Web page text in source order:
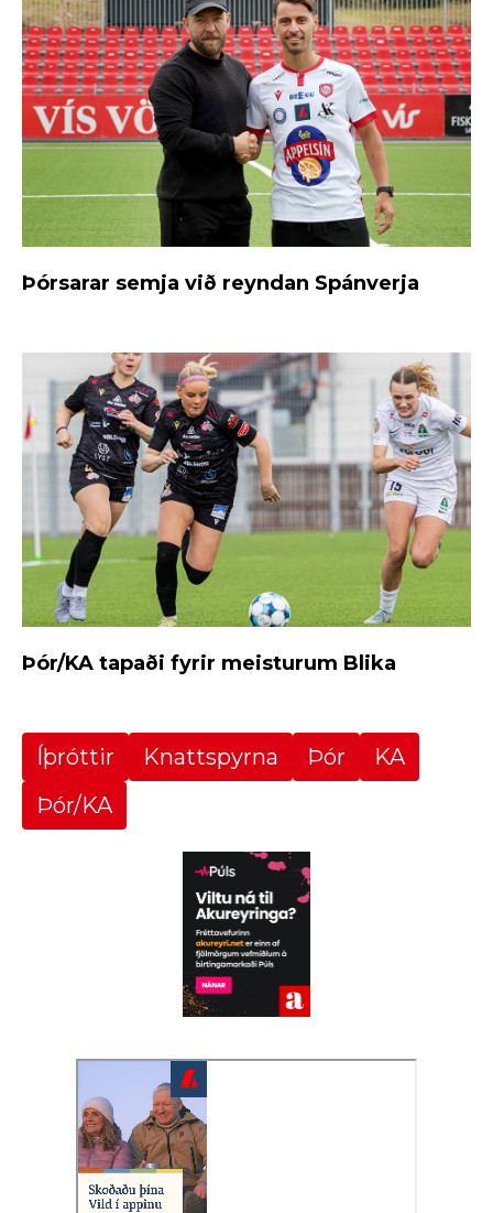
Þórsarar semja við reyndan Spánverja
Þór/KA tapaði fyrir meisturum Blika
Íþróttir Knattspyrna Þór
KA
Þór/KA